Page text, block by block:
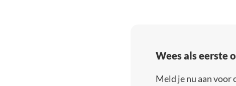
Wees als eerste
Meld je nu aan voor